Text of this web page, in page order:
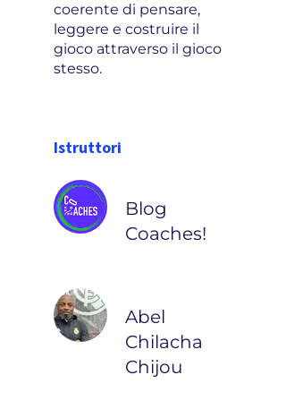
coerente di pensare,
leggere e costruire il
gioco attraverso il gioco
stesso.
Istruttori
Blog
Coaches!
Abel
Chilacha
Chijou